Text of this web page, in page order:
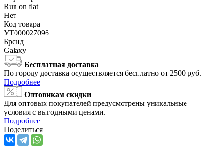
Run on flat
Нет
Код товара
УТ000027096
Бренд
Galaxy
Бесплатная доставка
По городу доставка осуществляется бесплатно от 2500 руб.
Подробнее
Оптовикам скидки
Для оптовых покупателей предусмотрены уникальные
условия с выгодными ценами.
Подробнее
Поделиться